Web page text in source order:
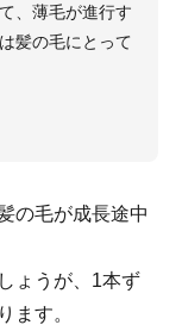
、薄毛が進行す
髪の毛にとって
の毛が成長途中
ょうが、1本ず
ます。